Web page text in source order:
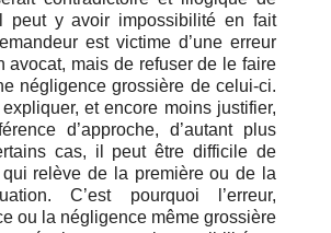
peut y avoir impossibilité en fait
est victime d’une erreur
avocat, mais de refuser de le faire
négligence grossière de celui-ci.
et encore moins justifier,
d’approche, d’autant plus
cas, il peut être difficile de
relève de la première ou de la
C’est pourquoi l’erreur,
ou la négligence même grossière